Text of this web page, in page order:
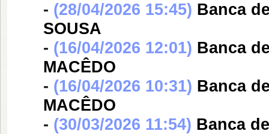
- (28/04/2026 15:45) Banca
SOUSA
- (16/04/2026 12:01) Banca
MACÊDO
- (16/04/2026 10:31) Banca
MACÊDO
- (30/03/2026 11:54) Banca